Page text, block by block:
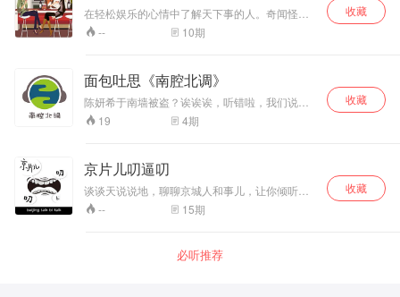
断变化与更新，奇妙的效应不论好坏，都要做大
胆的人生体验派。
在轻松娱乐的心情中了解天下事的人。奇闻怪
事，搞笑娱乐
-- 10期
收藏
面包吐思《南腔北调》
陈妍希于南墙被盗？诶诶诶，听错啦，我们说的
可是东言西语，南腔北调。 听错也正常 ，东南西
北，方言各异，有时就像摩斯电码一样令人费
腔北调】，和我们一起跟各地嘉宾即兴唠嗑，飙
方言，用三十分钟，探索方言那些事。
19 4期
收藏
京片儿叨逼叨
谈谈天说说地，聊聊京城人和事儿，让你倾听地
道京片子。欢迎收听京片儿叨逼叨~！
-- 15期
收藏
必听推荐